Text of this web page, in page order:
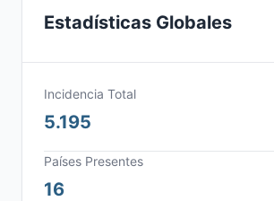
Estadísticas Globales
Incidencia Total
5.195
Países Presentes
16